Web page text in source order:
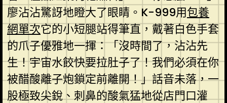
廖沾沾驚訝地瞪大了眼睛。K-999用包養
網單次它的小短腿站得筆直，戴著白色手套
的爪子優雅地一揮：「沒時間了，沾沾先
生！宇宙水餃快要拉肚子了！我們必須在你
被醋酸離子炮鎖定前離開！」話音未落，一
股極致尖銳、刺鼻的酸氣猛地從店門口灌